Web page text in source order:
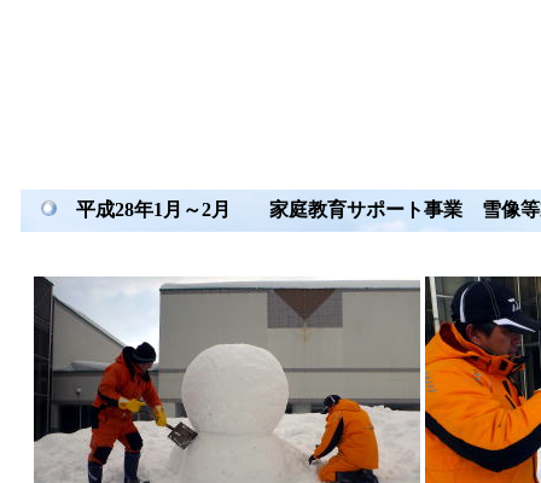
平成28年1月～2月 家庭教育サポート事業 雪像等